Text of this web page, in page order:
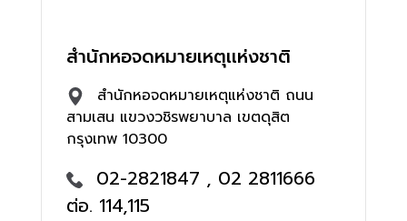
สำนักหอจดหมายเหตุเเห่งชาติ
สำนักหอจดหมายเหตุแห่งชาติ ถนน
สามเสน แขวงวชิรพยาบาล เขตดุสิต
กรุงเทพ 10300
02-2821847 , 02 2811666
ต่อ. 114,115